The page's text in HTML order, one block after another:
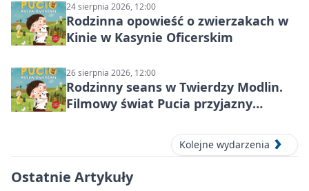
24 sierpnia 2026, 12:00
Rodzinna opowieść o zwierzakach w
Kinie w Kasynie Oficerskim
26 sierpnia 2026, 12:00
Rodzinny seans w Twierdzy Modlin.
Filmowy świat Pucia przyjazny
Kolejne wydarzenia
Ostatnie Artykuły